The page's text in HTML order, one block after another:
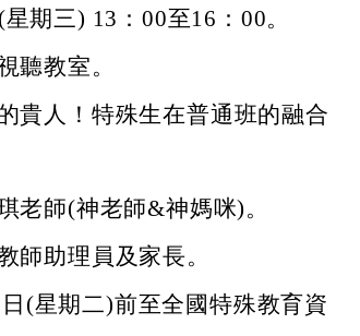
期三) 13：00至16：00。
聽教室。
貴人！特殊生在普通班的融合
老師(神老師&神媽咪)。
師助理員及家長。
(星期二)前至全國特殊教育資